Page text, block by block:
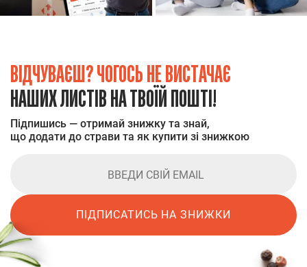
ВІДЧУВАЄШ? ЧОГОСЬ НЕ ВИСТАЧАЄ
НАШИХ ЛИСТІВ НА ТВОЇЙ ПОШТІ!
Підпишись — отримай знижку та знай,
що додати до страви та як купити зі знижкою
ПІДПИСАТИСЬ НА ЗНИЖКИ